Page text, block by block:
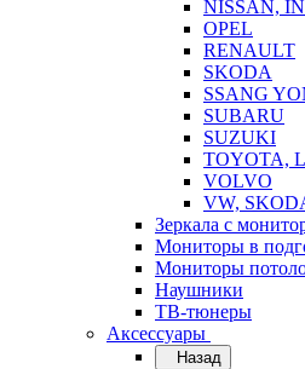
NISSAN,
OPEL
RENAULT
SKODA
SSANG
SUBARU
SUZUKI
TOYOTA,
VOLVO
VW,
Зеркала с
Мониторы в
Мониторы
Наушники
ТВ-тюнеры
Аксессуары
Назад